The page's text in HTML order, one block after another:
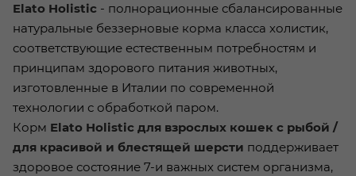
Elato Holistic - полнорационные сбалансированные
натуральные беззерновые корма класса холистик,
соответствующие естественным потребностям и
принципам здорового питания животных,
изготовленные в Италии по современной
технологии с обработкой паром.
Корм Elato Holistic для взрослых кошек с рыбой /
для красивой и блестящей шерсти поддерживает
здоровое состояние 7-и важных систем организма,